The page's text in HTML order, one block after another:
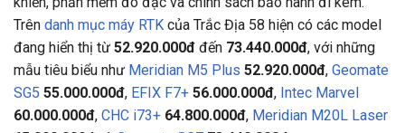
Trên danh mục máy RTK của Trắc Địa 58 hiện có các model
đang hiển thị từ 52.920.000đ đến 73.440.000đ, với những
mẫu tiêu biểu như Meridian M5 Plus 52.920.000đ, Geomate
SG5 55.000.000đ, EFIX F7+ 56.000.000đ, Intec Marvel
60.000.000đ, CHC i73+ 64.800.000đ, Meridian M20L Laser